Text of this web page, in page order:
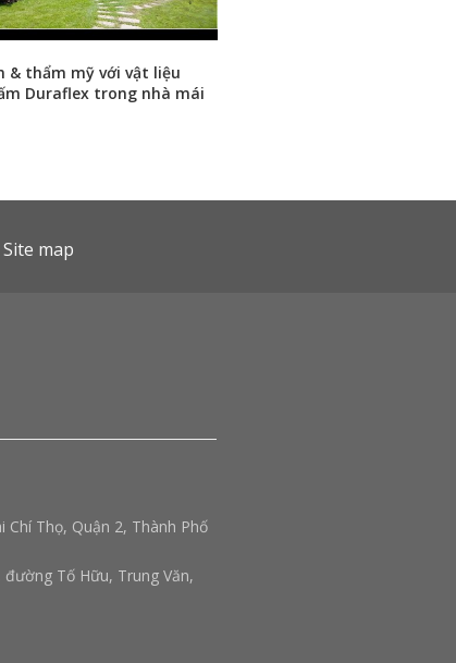
& thẩm mỹ với vật liệu
Duraflex trong nhà mái
Site map
Chí Thọ, Quận 2, Thành Phố
Tố Hữu, Trung Văn,